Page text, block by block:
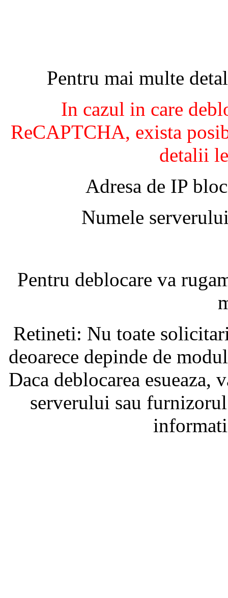
Pentru mai multe
In cazul in care
ReCAPTCHA, exista
detalii
Adresa de IP
Numele
Pentru deblocare va
Retineti: Nu toate
deoarece depinde de
Daca deblocarea
serverului sau